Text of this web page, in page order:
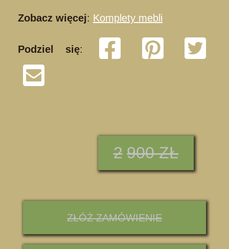
Zobacz więcej: Komplety mebli
Podziel się:
2 900 ZŁ
ZŁÓŻ ZAMÓWIENIE